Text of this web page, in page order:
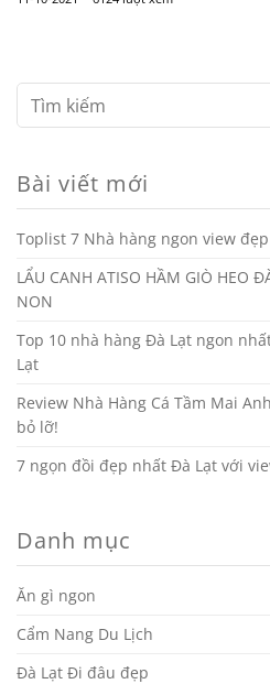
Bài viết mới
Toplist 7 Nhà hàng ngon view
LẨU CANH ATISO HẦM GIÒ HEO
NON
Top 10 nhà hàng Đà Lạt ngon
Lạt
Review Nhà Hàng Cá Tầm Mai
bỏ lỡ!
7 ngọn đồi đẹp nhất Đà Lạt với
Danh mục
Ăn gì ngon
Cẩm Nang Du Lịch
Đà Lạt Đi đâu đẹp